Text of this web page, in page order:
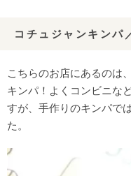
コチュジャンキンパ
こちらのお店にあるのは
キンパ！よくコンビニな
すが、手作りのキンパで
た。